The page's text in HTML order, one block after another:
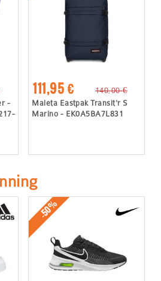
-
111,95 €
140,00 €
Maleta Eastpak Transit'r S
Marino - EK0A5BA7L831
-50%